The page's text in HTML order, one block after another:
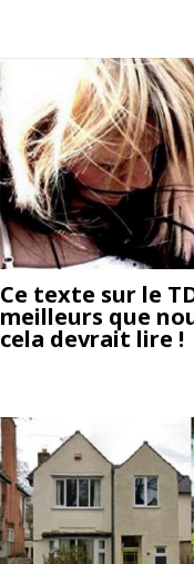
Ce texte sur le
meilleurs que
cela devrait lire !